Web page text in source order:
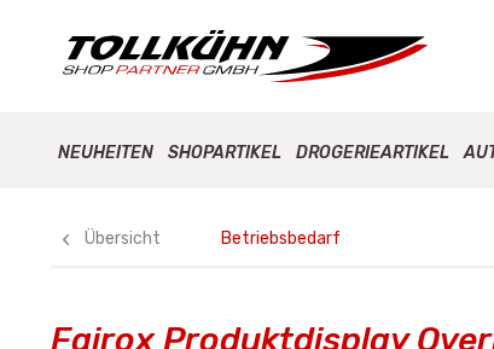
NEUHEITEN SHOPARTIKEL DROGERIEARTIKEL
Übersicht Betriebsbedarf
Fairox Produktdisplay